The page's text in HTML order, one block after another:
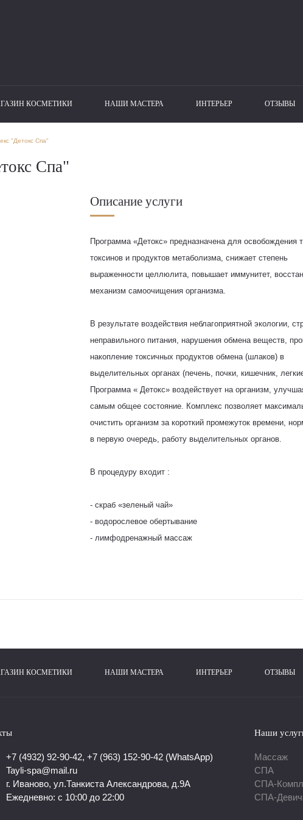
КОСМЕТИКИ НАШИ МАСТЕРА ИНТЕРЬЕР ОТЗЫВЫ
"Детокс Спа"
Спа"
Описание услуги
Программа «Детокс» предназначена для освобождения
токсинов и продуктов метаболизма, снижает степень
выраженности целлюлита, повышает иммунитет,
механизм самоочищения организма.
В результате воздействия неблагоприятной экологии,
неправильного питания, нарушения обмена веществ,
накопление токсичных продуктов обмена (шлаков) в
выделительных органах (печень, почки, кишечник,
Программа « Детокс» воздействует на организм,
самым общее состояние. Комплекс позволяет
очистить организм за короткий промежуток времени,
в первую очередь, работу выделительных органов.
В процедуру входит :
- скраб «зеленый чай»
- водорослевое обертывание
- лимфодренажный массаж
КОСМЕТИКИ НАШИ МАСТЕРА ИНТЕРЬЕР ОТЗЫВЫ
+7 (4932) 92-90-42, +7 (963) 152-90-42 (WhatsApp)
Tayli-spa@mail.ru
г. Иваново, ул.Танкиста Александрова, д.9А
Ежедневно: с 10:00 до 22:00
Наши
Массаж
СПА
СПА-
СПА-